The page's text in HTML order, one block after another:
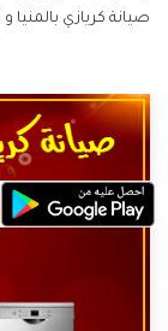
صيانة كريازي بالمنيا